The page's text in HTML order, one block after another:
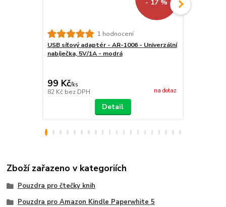
- 17 %
1 hodnocení
USB síťový adaptér - AR-1006 - Univerzální
nabíječka, 5V/1A - modrá
99 Kč/ks
82 Kč bez DPH na dotaz
Detail
Zboží zařazeno v kategoriích
Pouzdra pro čtečky knih
Pouzdra pro Amazon Kindle Paperwhite 5